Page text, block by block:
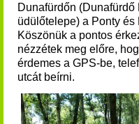
Dunafürdőn
üdülőtelepe) a Ponty
Köszönük a pontos
nézzétek meg előre,
érdemes a GPS-be,
utcát beírni.